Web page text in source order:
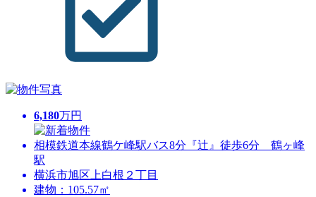
6,180万円
相模鉄道本線鶴ケ峰駅バス8分『辻』徒歩6分 鶴ヶ峰
駅
横浜市旭区上白根２丁目
建物：105.57㎡